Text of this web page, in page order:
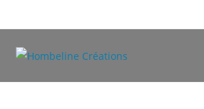
to
content